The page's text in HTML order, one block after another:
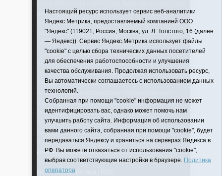
использовании материалов ссылка обязательна
Информационная лента выходит при финансовой
поддержке правительства Тюменской области
Регистрационный номер СМИ ЭЛ № ФС 77-66066
от 10.06. 2016 г. выдано Федеральной службой по
надзору в сфере связи, информационных
технологий и массовых коммуникаций.
Учредитель (соучредители) Автономная
некоммерческая организация "Информационно-
издательский центр "Красная звезда"" (627570,
Тюменская обл., Викуловский р-н, с. Викулово, ул.
Ленина, д. 5).
Главный редактор Антюхова Светлана
Владимировна. Адрес электронной почты:
krasnay_zvezda@obl72.ruТелефон: 2-42-32; 2-41-
36.
Политика оператора
Настоящий ресурс использует сервис веб-аналитики
Яндекс.Метрика, предоставляемый компанией ООО
"Яндекс" (119021, Россия, Москва, ул. Л. Толстого, 16 (далее
— Яндекс)). Сервис Яндекс.Метрика использует файлы
"cookie" с целью сбора технических данных посетителей
для обеспечения работоспособности и улучшения
качества обслуживания. Продолжая использовать ресурс,
Вы автоматически соглашаетесь с использованием данных
технологий.
Собранная при помощи "cookie" информация не может
идентифицировать вас, однако может помочь нам
улучшить работу сайта. Информация об использовании
вами данного сайта, собранная при помощи "cookie", будет
передаваться Яндексу и храниться на серверах Яндекса в
РФ. Вы можете отказаться от использования "cookie",
выбрав соответствующие настройки в браузере. Политика
оператора